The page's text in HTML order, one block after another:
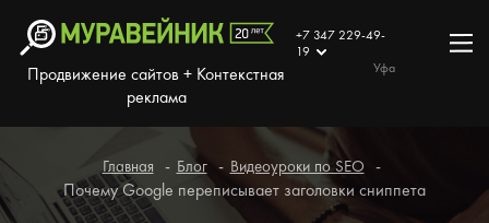
Продвижение сайтов + Контекстная
реклама
+7 347 229-49-
19
Уфа
Главная Блог Видеоуроки по SEO
Почему Google переписывает заголовки сниппета